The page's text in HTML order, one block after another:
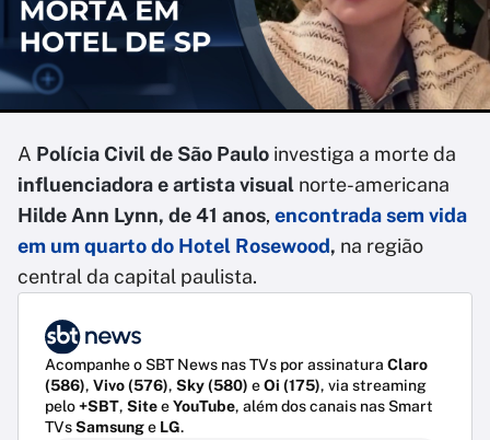
A Polícia Civil de São Paulo investiga a morte da
influenciadora e artista visual norte-americana
Hilde Ann Lynn, de 41 anos, encontrada sem vida
em um quarto do Hotel Rosewood, na região
central da capital paulista.
Acompanhe o SBT News nas TVs por assinatura Claro
(586), Vivo (576), Sky (580) eOi (175), via streaming
pelo+SBT, SiteeYouTube, além dos canais nas Smart
TVsSamsunge LG.